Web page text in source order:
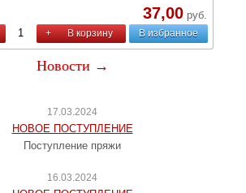
37,00руб.
+ В корзину В избранное
Новости →
17.03.2024
НОВОЕ ПОСТУПЛЕНИЕ
Поступление пряжи
16.03.2024